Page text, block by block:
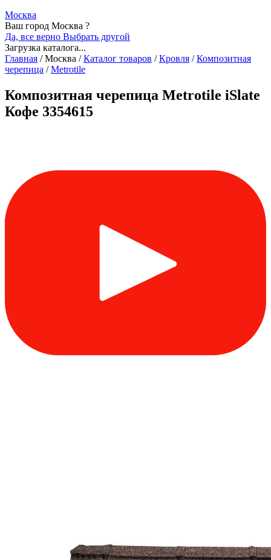
Москва
Ваш город Москва ?
Да, все верно Выбрать другой
Загрузка каталога...
Главная /Москва / Каталог товаров / Кровля / Композитная
черепица / Metrotile
Композитная черепица Metrotile iSlate
Кофе 3354615